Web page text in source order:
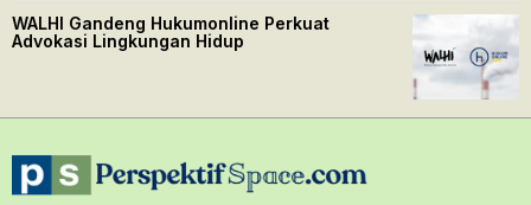
WALHI Gandeng Hukumonline Perkuat
Advokasi Lingkungan Hidup